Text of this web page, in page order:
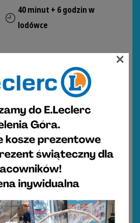
40 minut + 6 godzin w
lodówce
×